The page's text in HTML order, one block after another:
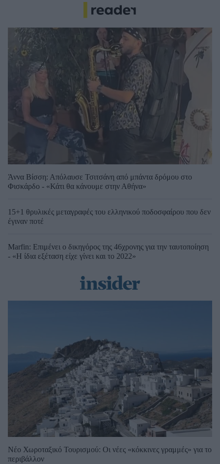
Άννα Βίσση: Απόλαυσε Τσιτσάνη από μπάντα δρόμου στο
Φισκάρδο - «Κάτι θα κάνουμε στην Αθήνα»
15+1 θρυλικές μεταγραφές του ελληνικού ποδοσφαίρου που δεν
έγιναν ποτέ
Marfin: Επιμένει ο δικηγόρος της 46χρονης για την ταυτοποίηση
- «Η ίδια εξέταση είχε γίνει και το 2022»
Νέο Χωροταξικό Τουρισμού: Οι νέες «κόκκινες γραμμές» για το
περιβάλλον